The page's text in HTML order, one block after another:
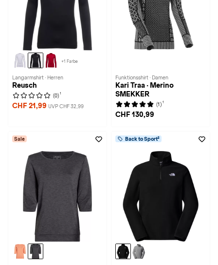
+1 Farbe
Langarmshirt · Herren
Reusch
(0) 1
CHF 21,99 UVP CHF 32,99
Funktionsshirt · Damen
Kari Traa · Merino
SMEKKER
(1) 1
CHF 130,99
Sale Back to Sport²